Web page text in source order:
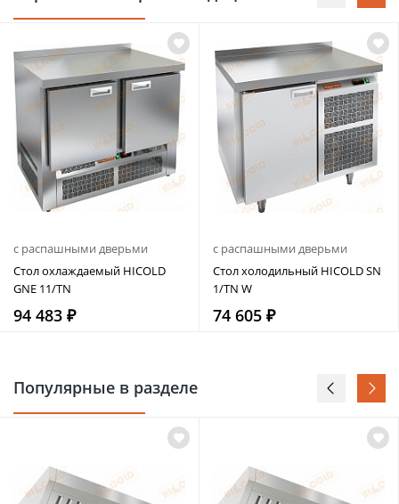
с распашными дверьми
Стол охлаждаемый HICOLD
GNE 11/TN
94 483 ₽
с распашными дверьми
Стол холодильный HICOLD SN
1/TN W
74 605 ₽
Популярные в разделе